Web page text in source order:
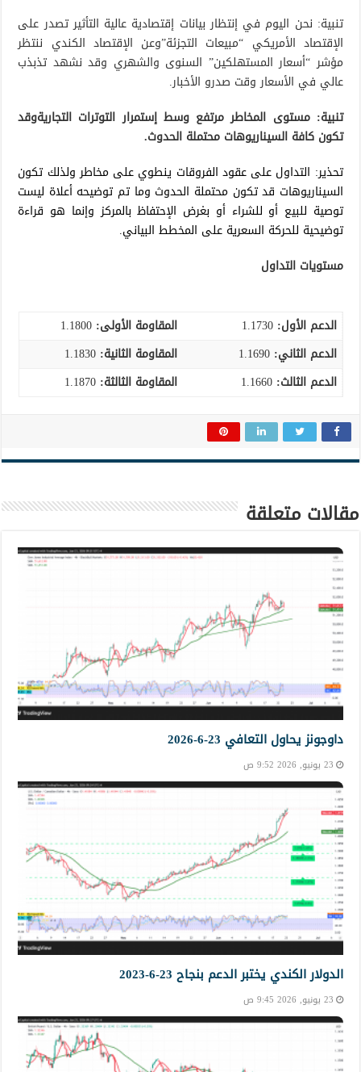
تنبية: نحن اليوم في إنتظار بيانات إقتصادية عالية التأثير تصدر على
الإقتصاد الأمريكي “مبيعات التجزئة”وعن الإقتصاد الكندي ننتظر
مؤشر “أسعار المستهلكين” السنوى والشهري وقد نشهد تذبذب
عالي في الأسعار وقت صدرو الأخبار.
تنبية: مستوى المخاطر مرتفع وسط إستمرار التوترات التجاريةوقد
تكون كافة السيناريوهات محتملة الحدوث.
تحذير: التداول على عقود الفروقات ينطوي على مخاطر ولذلك تكون
السيناريوهات قد تكون محتملة الحدوث وما تم توضيحه أعلاة ليست
توصية للبيع أو للشراء أو بغرض الإحتفاظ بالمركز وإنما هو قراءة
توضيحية للحركة السعرية على المخطط البياني.
مستويات التداول
الدعم الأول: 1.1730 المقاومة الأولى:
الدعم الثاني:
المقاومة الثانية:
الدعم الثالث: المقاومة الثالثة:
مقالات متعلقة
داوجونز يحاول التعافي 23-6-2026
23 يونيو, 2026 9:52 ص
الدولار الكندي يختبر الدعم بنجاح 23-6-2023
23 يونيو, 2026 9:45 ص